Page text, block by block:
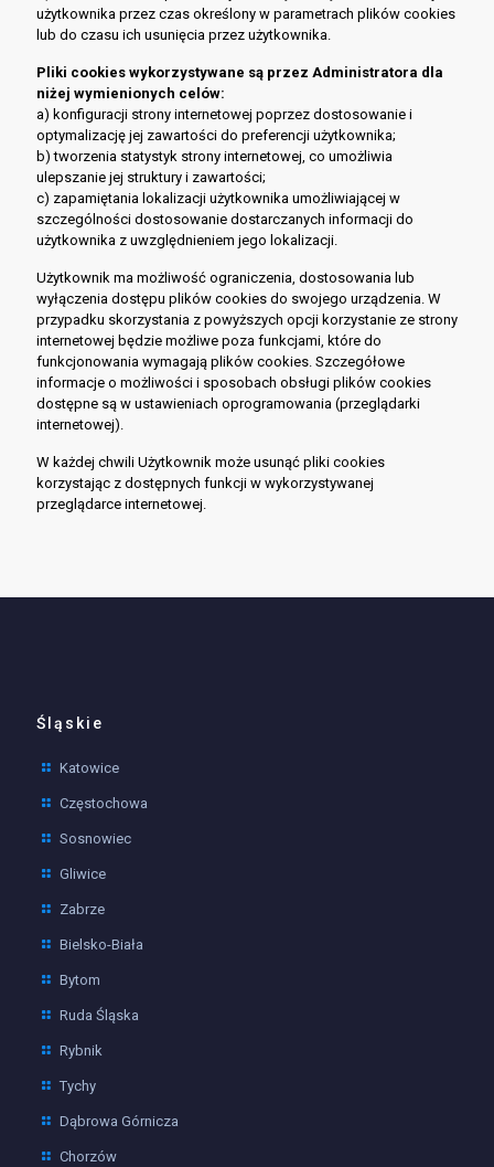
użytkownika przez czas określony w parametrach plików cookies
lub do czasu ich usunięcia przez użytkownika.
Pliki cookies wykorzystywane są przez Administratora dla
niżej wymienionych celów:
a) konfiguracji strony internetowej poprzez dostosowanie i
optymalizację jej zawartości do preferencji użytkownika;
b) tworzenia statystyk strony internetowej, co umożliwia
ulepszanie jej struktury i zawartości;
c) zapamiętania lokalizacji użytkownika umożliwiającej w
szczególności dostosowanie dostarczanych informacji do
użytkownika z uwzględnieniem jego lokalizacji.
Użytkownik ma możliwość ograniczenia, dostosowania lub
wyłączenia dostępu plików cookies do swojego urządzenia. W
przypadku skorzystania z powyższych opcji korzystanie ze strony
internetowej będzie możliwe poza funkcjami, które do
funkcjonowania wymagają plików cookies. Szczegółowe
informacje o możliwości i sposobach obsługi plików cookies
dostępne są w ustawieniach oprogramowania (przeglądarki
internetowej).
W każdej chwili Użytkownik może usunąć pliki cookies
korzystając z dostępnych funkcji w wykorzystywanej
przeglądarce internetowej.
Śląskie
Katowice
Częstochowa
Sosnowiec
Gliwice
Zabrze
Bielsko-Biała
Bytom
Ruda Śląska
Rybnik
Tychy
Dąbrowa Górnicza
Chorzów